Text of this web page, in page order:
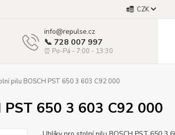
CZK
info@repulse.cz
📞 728 007 997
⏰ Po-Pá - 7:00 - 13:30
pilu BOSCH PST 650 3 603 C92 000
650 3 603 C92 000